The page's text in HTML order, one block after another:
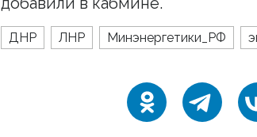
ДНР ЛНР Минэнергетики_РФ